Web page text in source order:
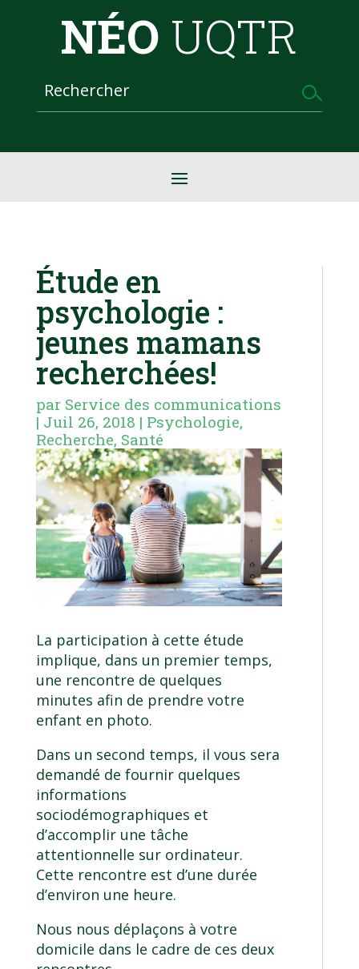
NÉO UQTR
Étude en
psychologie :
jeunes mamans
recherchées!
par Service des communications
| Juil 26, 2018 | Psychologie,
Recherche, Santé
La participation à cette étude
implique, dans un premier temps,
une rencontre de quelques
minutes afin de prendre votre
enfant en photo.
Dans un second temps, il vous sera
demandé de fournir quelques
informations
sociodémographiques et
d’accomplir une tâche
attentionnelle sur ordinateur.
Cette rencontre est d’une durée
d’environ une heure.
Nous nous déplaçons à votre
domicile dans le cadre de ces deux